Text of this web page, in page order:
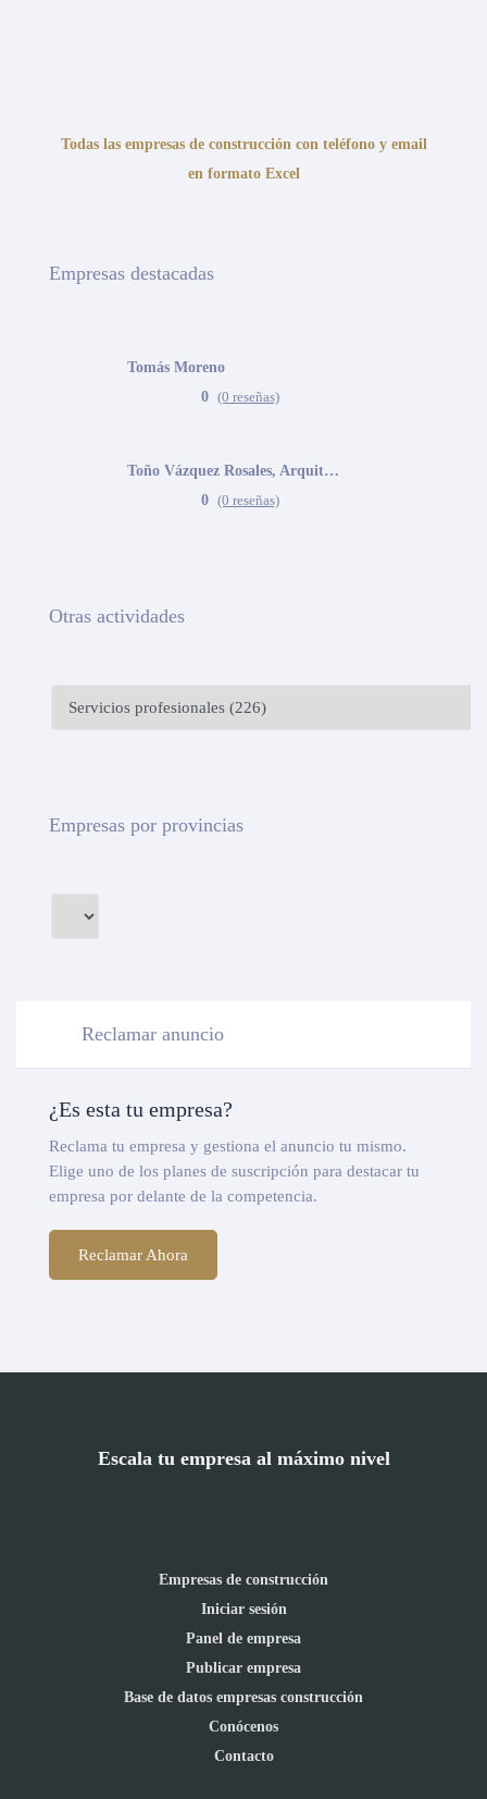
Todas las empresas de construcción con teléfono y email
en formato Excel
Empresas destacadas
Tomás Moreno
0 (0 reseñas)
Toño Vázquez Rosales, Arquitecto
0 (0 reseñas)
Otras actividades
Empresas por provincias
Reclamar anuncio
¿Es esta tu empresa?
Reclama tu empresa y gestiona el anuncio tu mismo.
Elige uno de los planes de suscripción para destacar tu
empresa por delante de la competencia.
Reclamar Ahora
Escala tu empresa al máximo nivel
Empresas de construcción
Iniciar sesión
Panel de empresa
Publicar empresa
Base de datos empresas construcción
Conócenos
Contacto